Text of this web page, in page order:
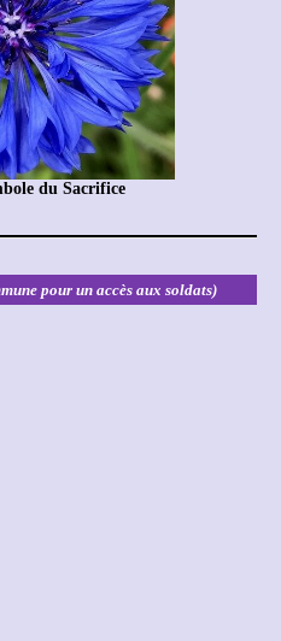
du Sacrifice
pour un accès aux soldats)